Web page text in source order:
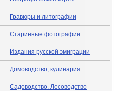
Гравюры и литографии
Старинные фотографии
Издания русской эмиграции
Домоводство, кулинария
Садоводство. Лесоводство